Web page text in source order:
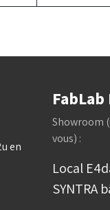
en
Showroom
vous) :
Local
SYNTRA